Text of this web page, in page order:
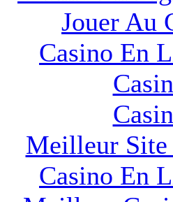
Jouer Au
Casino En
Meilleur Site
Casino En